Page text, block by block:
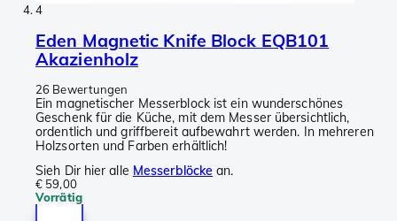
4
Eden Magnetic Knife Block EQB101
Akazienholz
26 Bewertungen
Ein magnetischer Messerblock ist ein wunderschönes
Geschenk für die Küche, mit dem Messer übersichtlich,
ordentlich und griffbereit aufbewahrt werden. In mehreren
Holzsorten und Farben erhältlich!
Sieh Dir hier alle Messerblöcke an.
€ 59,00
Vorrätig